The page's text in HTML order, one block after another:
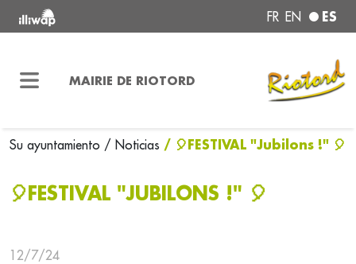
FR EN ES
MAIRIE DE RIOTORD
Su ayuntamiento / Noticias / 🎈FESTIVAL "Jubilons !" 🎈
🎈FESTIVAL "JUBILONS !" 🎈
12/7/24